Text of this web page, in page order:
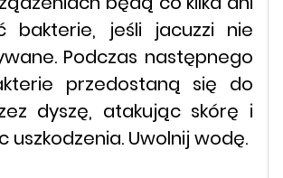
bakterie, jeśli jacuzzi nie
Podczas następnego
przedostaną się do
dyszę, atakując skórę i
uszkodzenia. Uwolnij wodę.